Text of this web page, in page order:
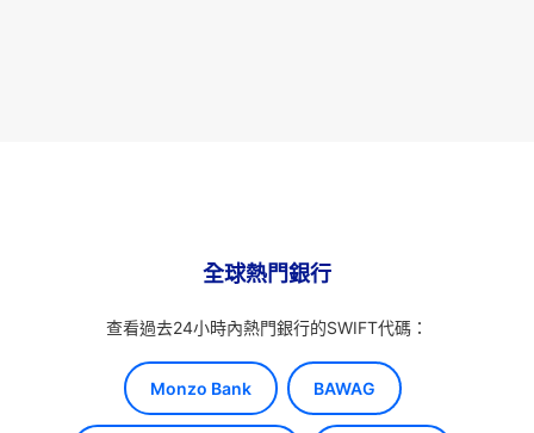
全球熱門銀行
查看過去24小時內熱門銀行的SWIFT代碼：
Monzo Bank BAWAG